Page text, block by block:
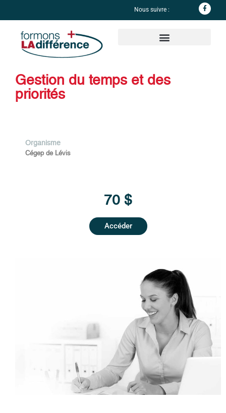
Nous suivre :
Gestion du temps et des
priorités
Organisme
Cégep de Lévis
70 $
Accéder